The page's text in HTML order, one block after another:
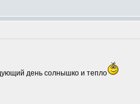
день солнышко и тепло